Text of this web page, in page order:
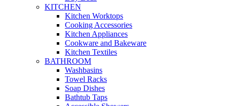
KITCHEN
Kitchen Worktops
Cooking Accessories
Kitchen Appliances
Cookware and Bakeware
Kitchen Textiles
BATHROOM
Washbasins
Towel Racks
Soap Dishes
Bathtub Taps